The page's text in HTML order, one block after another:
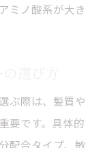
ミノ酸系が大き
ぶ際は、髪質や
要です。具体的
配合タイプ、敏